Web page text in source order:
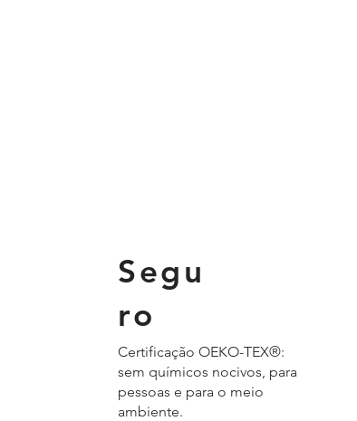
Segu
ro
Certificação OEKO-TEX®:
sem químicos nocivos, para
pessoas e para o meio
ambiente.